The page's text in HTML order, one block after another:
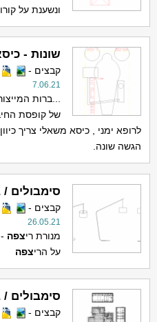
ונשענת על
שונות -
קבצים -
7.06.21
...ברות
של קופסת
לרופא ימני , כיסא משאלי צריך
הגשה שונה.
סימבולים
קבצים -
26.05.21
מנורת ריצפה
על הריצפה
סימבולים /
קבצים -